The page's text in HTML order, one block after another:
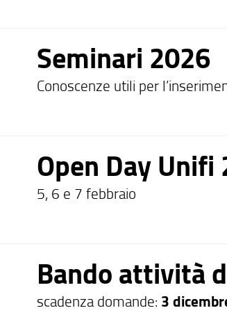
Seminari 2026
Conoscenze utili per
Open Day Unifi
5, 6 e 7 febbraio
Bando attività
scadenza domande: 3